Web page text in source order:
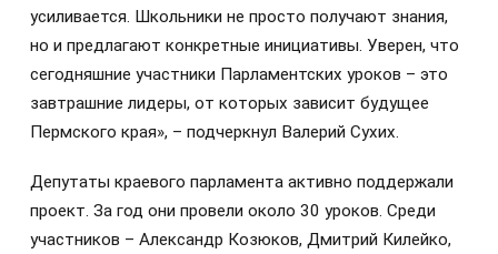
усиливается. Школьники не просто получают знания,
но и предлагают конкретные инициативы. Уверен, что
сегодняшние участники Парламентских уроков – это
завтрашние лидеры, от которых зависит будущее
Пермского края», – подчеркнул Валерий Сухих.
Депутаты краевого парламента активно поддержали
проект. За год они провели около 30 уроков. Среди
участников – Александр Козюков, Дмитрий Килейко,